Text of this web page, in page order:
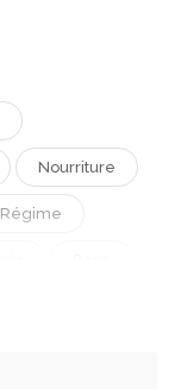
Nourriture
Régime